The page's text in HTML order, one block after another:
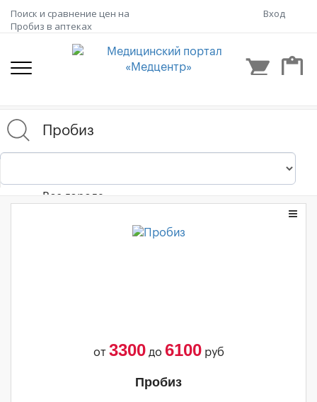
Поиск и сравнение цен на
Пробиз в аптеках
Вход
shopping_cart content_paste
Все города
от 3300до 6100руб
Пробиз